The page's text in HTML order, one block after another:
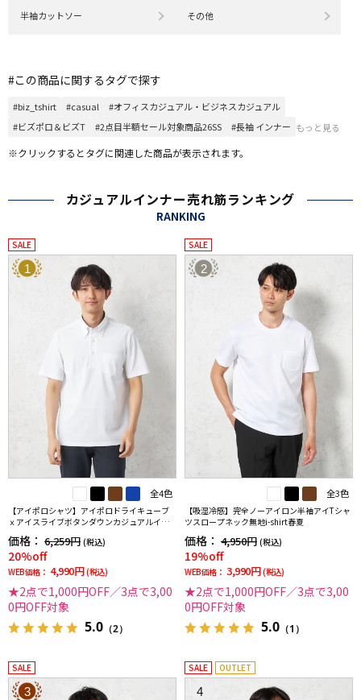
半袖カットソー その他
#この商品に関するタグで探す
#biz_tshirt #casual
#オフィスカジュアル・ビジネスカジュアル
#ビズポロ＆ビズT
#2点目半額セール対象商品26SS #長袖 インナー もっと見る
※クリックするとタグに関連した商品が表示されます。
カジュアルインナー売れ筋ランキング
RANKING
SALE
1
全4色
【アイポロシャツ】アイポロドライキューブ
ｘアイスライブボタンダウンカジュアルイン
ナー吸汗速乾抗菌加工ストレッチ形態安定春
夏
価格： 6,259円 (税込)
20%off
WEB価格： 4,990円 (税込)
★2点で1,000円OFF／3点で3,00
0円OFF対象
5.0 （2）
SALE
2
全3色
【吸湿冷感】完全ノーアイロン半袖アイTシャ
ツスロープネック無地i-shirt春夏
価格： 4,950円 (税込)
19%off
WEB価格： 3,990円 (税込)
★2点で1,000円OFF／3点で3,00
0円OFF対象
5.0 （1）
SALE
3
SALE OUTLET
4